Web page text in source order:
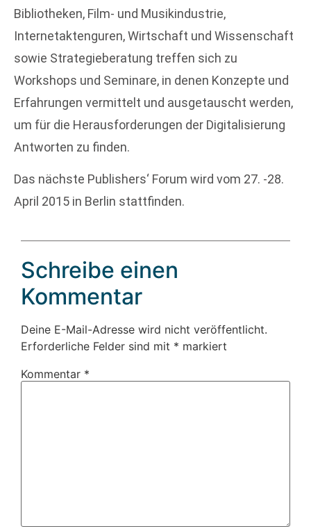
Bibliotheken, Film- und Musikindustrie,
Internetaktenguren, Wirtschaft und Wissenschaft
sowie Strategieberatung treffen sich zu
Workshops und Seminare, in denen Konzepte und
Erfahrungen vermittelt und ausgetauscht werden,
um für die Herausforderungen der Digitalisierung
Antworten zu finden.
Das nächste Publishers‘ Forum wird vom 27. -28.
April 2015 in Berlin stattfinden.
Schreibe einen
Kommentar
Deine E-Mail-Adresse wird nicht veröffentlicht.
Erforderliche Felder sind mit * markiert
Kommentar *